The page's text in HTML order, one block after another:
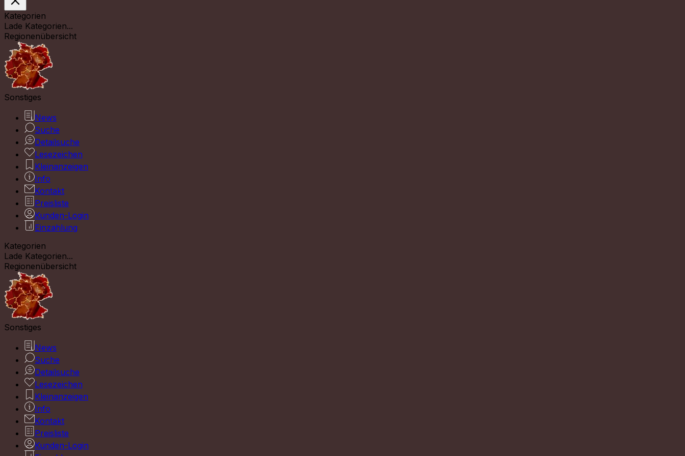
Kategorien
Lade Kategorien...
Regionenübersicht
Sonstiges
News
Suche
Detailsuche
Lesezeichen
Kleinanzeigen
Info
Kontakt
Preisliste
Kunden-Login
Einzahlung
Kategorien
Lade Kategorien...
Regionenübersicht
Sonstiges
News
Suche
Detailsuche
Lesezeichen
Kleinanzeigen
Info
Kontakt
Preisliste
Kunden-Login